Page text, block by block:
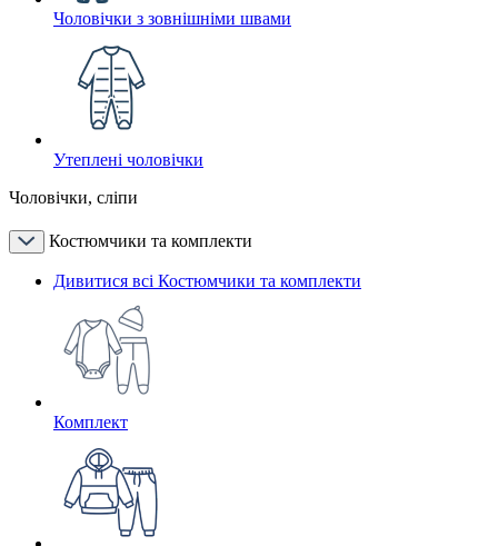
Чоловічки з зовнішніми швами
Утеплені чоловічки
Чоловічки, сліпи
Костюмчики та комплекти
Дивитися всі Костюмчики та комплекти
Комплект